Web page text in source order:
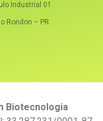
Industrial 01
Rondon – PR
Biotecnologia